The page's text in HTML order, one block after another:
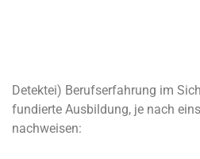
Detektei) Berufserfahrung im
fundierte Ausbildung, je nach
nachweisen: